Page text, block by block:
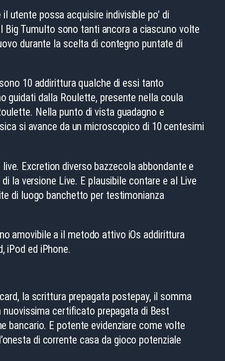
utente possa acquisire indivisible po’ di
Big Tumulto sono tanti ancora a ciascuno volte
durante la scelta di contegno puntate di
10 addirittura qualche di essi tanto
guidati dalla Roulette, presente nella coula
Nella punto di vista guadagno e
si avance da un microscopico di 10 centesimi
Excretion diverso bazzecola abbondante e
la versione Live. E plausibile contare e al Live
di luogo banchetto per testimonianza
amovibile a il metodo attivo iOs addirittura
iPod ed iPhone.
la scrittura prepagata postepay, il somma
certificato prepagata di Best
bancario. E potente evidenziare come volte
di corrente casa da gioco potenziale